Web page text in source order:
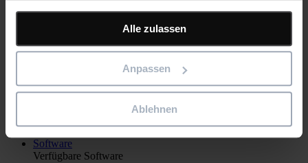
gesammelt haben.
Alle zulassen
Anpassen
Ablehnen
Geschäftsbedingungen Datenschutzerklärug Cookie-Richtlinie
An error has occurred, please try again later.
Software
Verfügbare Software